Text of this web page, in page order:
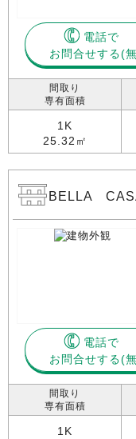
電話で
お問合せする
間取り
専有面積
1K
25.32㎡
BELLA
電話で
お問合せする
間取り
専有面積
1K